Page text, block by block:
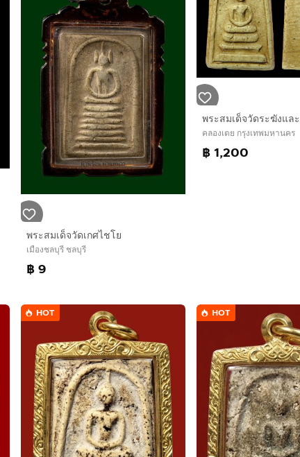
พระสมเด็จวัดเกศไชโย
เมืองชลบุรี ชลบุรี
฿ 9
คลองเตย กรุงเทพมหานคร
฿ 1,200
HOT HOT